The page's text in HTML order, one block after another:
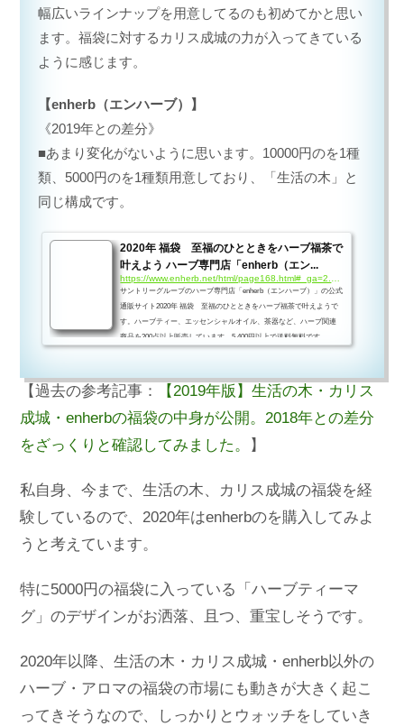
幅広いラインナップを用意してるのも初めてかと思い
ます。福袋に対するカリス成城の力が入ってきている
ように感じます。
【enherb（エンハーブ）】
《2019年との差分》
■あまり変化がないように思います。10000円のを1種
類、5000円のを1種類用意しており、「生活の木」と
同じ構成です。
2020年 福袋 至福のひとときをハーブ福茶で
叶えよう ハーブ専門店「enherb（エン...
サントリーグループのハーブ専門店「enherb（エンハーブ）」の公式
通販サイト2020年 福袋 至福のひとときをハーブ福茶で叶えようで
す。ハーブティー、エッセンシャルオイル、茶器など、ハーブ関連
商品を200点以上販売しています。5,400円以上で送料無料です。
【過去の参考記事：
【2019年版】生活の木・カリス
成城・enherbの福袋の中身が公開。2018年との差分
をざっくりと確認してみました。
】
私自身、今まで、生活の木、カリス成城の福袋を経
験しているので、2020年はenherbのを購入してみよ
うと考えています。
特に5000円の福袋に入っている「ハーブティーマ
グ」のデザインがお洒落、且つ、重宝しそうです。
2020年以降、生活の木・カリス成城・enherb以外の
ハーブ・アロマの福袋の市場にも動きが大きく起こ
ってきそうなので、しっかりとウォッチをしていき